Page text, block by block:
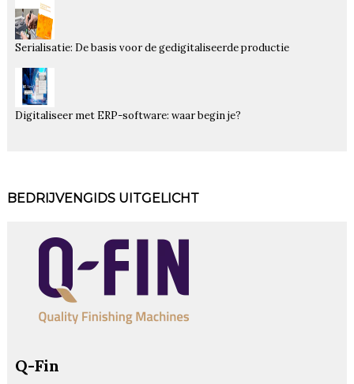
Serialisatie: De basis voor de gedigitaliseerde productie
Digitaliseer met ERP-software: waar begin je?
BEDRIJVENGIDS UITGELICHT
Q-Fin